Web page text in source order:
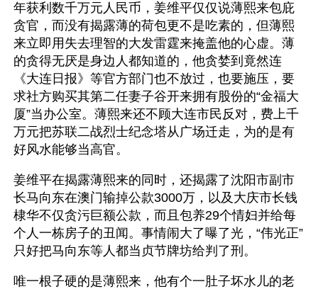
年获利数千万元人民币，姜维平仅仅说薄熙来包庇
贪官，而没有揭露薄的荷包更不是吃素的，但薄熙
来立即用失去理智的大发雷霆来掩盖他的心虚。薄
的贪得无厌是身边人都知道的，他贪婪到竟然连
《大连日报》等官方部门也不放过，也要施压，要
求社方购买其第二任妻子谷开来拥有股份的“金福大
厦”当办公室。薄熙来还不顾大连市民反对，费上千
万元把苏联二战烈士纪念塔从广场迁走，为的是有
好风水能够当高官。
姜维平在揭露薄熙来的同时，还揭露了沈阳市副市
长马向东在澳门输掉公款3000万，以及大庆市长钱
棣华不仅贪污巨额公款，而且包养29个情妇并给每
个人一栋房子的丑闻。事情闹大了曝了光，“伟光正”
只好把马向东等人都当贞节牌坊给判了刑。
唯一根子硬的是薄熙来，他有个一肚子坏水儿的老